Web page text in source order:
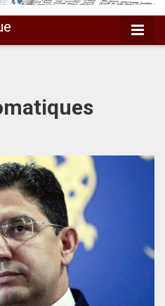
Internationale